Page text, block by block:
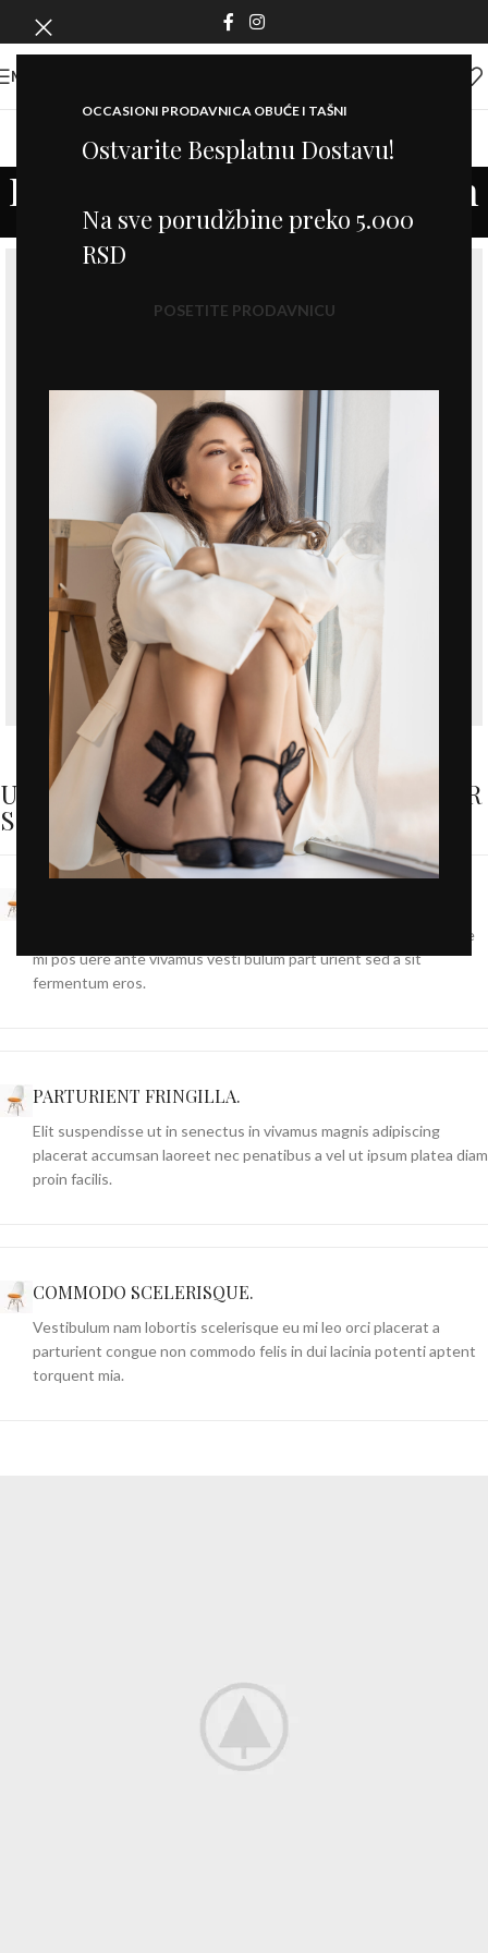
OCCASIONI PRODAVNICA OBUĆE I TAŠNI
Ostvarite Besplatnu Dostavu!
Na sve porudžbine preko 5.000
RSD
POSETITE PRODAVNICU
MENI
Imperdiet mauris a nontin
/Imperdiet mauris a nontin/Imperdiet mauris a nontin
ULLAMCORPER CONSEQUAT PULVINAR
SCELERISQUE
Ut a parturient ad vestibulum lectus varius dignistami sarim fusce
mi pos uere ante vivamus vesti bulum part urient sed a sit
fermentum eros.
PARTURIENT FRINGILLA.
Elit suspendisse ut in senectus in vivamus magnis adipiscing
placerat accumsan laoreet nec penatibus a vel ut ipsum platea diam
proin facilis.
COMMODO SCELERISQUE.
Vestibulum nam lobortis scelerisque eu mi leo orci placerat a
parturient congue non commodo felis in dui lacinia potenti aptent
torquent mia.